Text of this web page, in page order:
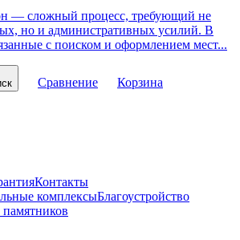
— сложный процесс, требующий не
но и административных усилий. В
с поиском и оформлением мест...
Сравнение Корзина
Контакты
комплексыБлагоустройство